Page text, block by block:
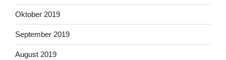
Oktober 2019
September 2019
August 2019